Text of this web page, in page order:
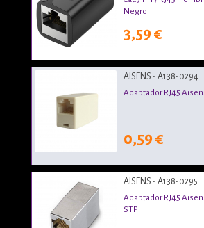
Negro
3,59 €
AISENS - A138-0294
Adaptador RJ45
0,59 €
AISENS - A138-0295
Adaptador RJ45
STP